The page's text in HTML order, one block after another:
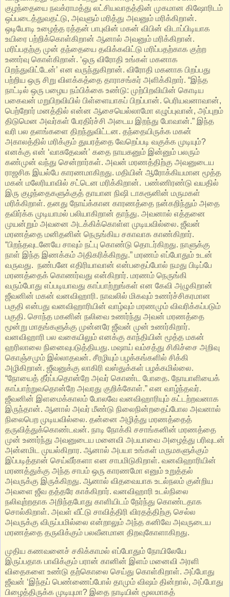
குழந்தையை நவக்ராமத்து லட்சியவாதத்தின் முகமான கிஷோரிடம்
ஒப்படைத்துவதட்டு, அவளும் மரித்து அவனும் மரிக்கிறான்.
ஒடியோடி உழைத்த ரத்தன் பாபுவின் மகன் விபின் விடாப்பிடியாக
உயிரை பற்றிக்கொள்கிறான் ஆனால் அவனும் மரிக்கிறான்.
மரிப்பதற்கு முன் தந்தையை தவிக்கவிட்டு மரிப்பதற்காக குற்ற
உணர்வு கொள்கிறான். ‘ஒரு விரோதி உங்கள் மகனாக
பிறந்துவிட்டேன்’ என வருந்துகிறான். விரோதி மகனாக பிறப்பது
பற்றிய ஒரு சிறு விளக்கத்தை தாராசங்கர் அளிக்கிறார். “இந்த
நாட்டில் ஒரு பழைய நம்பிக்கை உண்டு: முற்பிறவியின் கொடிய
பகைவன் மறுபிறவியில் பிள் ளையாகப் பிறப்பான். பெரியவனாவான்,
பெற்றோர் மனத்தில் என்ன ஆசையெல்லாமோ எழுப்புவான், அப்புறம்
திடுமென அவர்கள் பேரதிர்ச்சி அடைய இறந்து போவான்.” இந்த
வரி பல தளங்களை திறந்துவிட்டன. தந்தையிருக்க மகன்
அகாலத்தில் மரிக்கும் துயரத்தை வேறெப்படி வகுக்க முடியும்?
எனக்கு என் ‘வாசுதேவன்’ கதை நாயகனும் இன்னும் பலரும்
கண்முன் வந்து சென்றார்கள். அவன் மரணத்திற்கு அவனுடைய
ராஜசிக இயல்பே காரணமாகிறது. மதியின் ஆரோக்கியமான மூத்த
மகன் மலேரியாவில் சட்டென மரிக்கிறான். பண்ணிரண்டு வயதில்
இரு குழந்தைகளுக்குத் தாயான நிஷி டாகரூனின் மருமகள்
மரிக்கிறாள். தனது நோய்க்கான காரணத்தை நன்கறிந்தும் அதை
தவிர்க்க முடியாமல் பலியாகிறான் தாந்து. அவனால் எத்தனை
முயன்றும் அவனை அடக்கிக்கொள்ள முடியவில்லை. ஜீவன்
மரணத்தை மனிதனின் நெருங்கிய சகாவாக காண்கிறார்.
“பிறந்தவுடனேயே சாவும் நட்பு கொண்டு தொடர்கிறது. நாளுக்கு
நாள் இந்த இணக்கம் அதிகரிக்கிறது.” மரணம் எப்போதும் உடன்
வருவது. ‌ நண்பனே எதிரியாவான் என்பதைப்போல் நமது பிடிப்பே
மரணத்தைக் கொணர்வது என்கிறார். மரணம் நெருங்கி
வரும்போது எப்படியாவது காப்பாற்றுங்கள் என கேவி அழுகிறான்
ஜீவனின் மகன் வனவிஹாரி. நாவலில் மிகவும் உணர்ச்சிகரமான
பகுதி என்பது வனவிஹாரியின் வாழ்வும் மரணமும் விவரிக்கப்படும்
பகுதி. சொந்த மகனின் நலிவை உணர்ந்து அவன் மரணத்தை
மூன்று மாதங்களுக்கு முன்னரே ஜீவன் முன் உணர்கிறார்.
வனவிஹாரி பல வகையிலும் எனக்கு காந்தியின் மூத்த மகன்
ஹரிலாலை நினைவுபடுத்தியது. மஷாய் வம்சத்து சிகிச்சை அறிவு
கொஞ்சமும் இல்லாதவன். சீரழியும் பழக்கங்களில் சிக்கி
அழிகிறான். ஜீவனுக்கு லாகிரி வஸ்துக்கள் பழக்கமில்லை. ‌
“நோயைத் தீர்ப்பதொன்றே அவர் கொண்ட போதை. நோயாளியைக்
காப்பாற்றுவதொன்றே அவரது குறிக்கோள்.” என வாழ்ந்தவர்.
ஜீவனின் இளமைக்காலம் போலவே வனவிஹாரியும் கட்டற்றவனாக
இருந்தான். ஆனால் அவர் மீண்டு நிலைநின்றதைப்போல அவனால்
நிலைபெற முடியவில்லை. தன்னை அழித்து மரணத்தைத்
தருவித்துக்கொண்டவன். நாடி நோக்கி சசாங்கனின் மரணத்தை
முன் உணர்ந்து அவனுடைய மனைவி அபயாவை அழைத்து பரிவுடன்
அன்னமிட முயல்கிறார.‌ ஆனால் அபயா உங்கள் மருமகளுக்கும்
இப்படித்தான் செய்வீர்களா என சாபமிடுகிறாள். வனவிஹாரியின்
மரணத்துக்கு அந்த சாபம் ஒரு காரணமோ எனும் உறுத்தல்
அவருக்கு இருக்கிறது. ஆனால் விதவையாக உடல்நலம் குன்றிய
அவளை ஜீவ தத்தரே காக்கிறார். வனவிஹாரி உடல்நிலை
நலிவுற்றதாக அறிந்தபோது காளியிடம் நேர்ந்து கொண்டதாக
சொல்கிறாள். அவள் வீட்டு சாவித்திரி விரதத்திற்கு செல்ல
அவருக்கு விருப்பமில்லை என்றாலும் அந்த கனிவே அவருடைய
மரணத்தை தருவிக்கும் பலவீனமான திறவுகோளாகிறது.
முதிய கணவனைச் சகிக்காமல் எப்போதும் நோயிலேயே
இருப்பதாக பாவிக்கும் பரான் கானின் இளம் மனைவி அரளி
விதைகளை உண்டு தற்கொலை செய்து கொள்கிறாள். அப்போது
ஜீவன் ‘இந்தப் பெண் ணைப்போல் தாமும் விஷம் தின்றால், அப்போது
பிழைத்திருக்க முடியுமா? இதை நாடியின் மூலமாகத்